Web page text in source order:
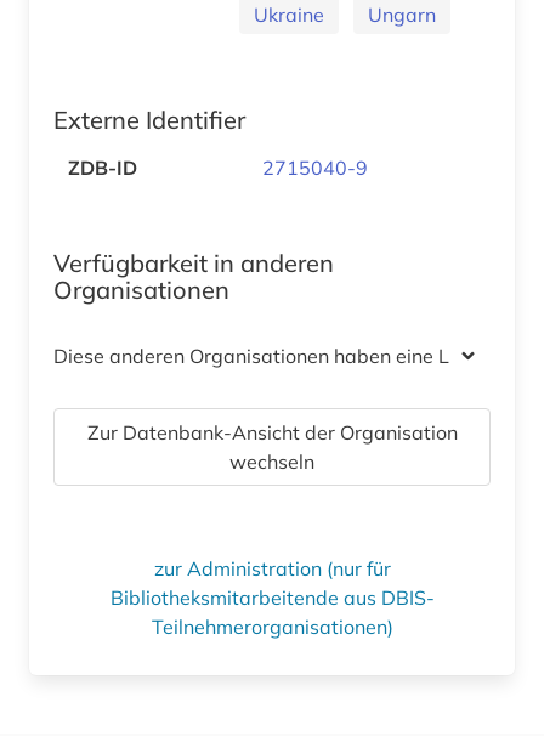
Ukraine
Ungarn
Externe Identifier
ZDB-ID 2715040-9
Verfügbarkeit in anderen
Organisationen
Diese anderen Organisationen haben eine Lizenz
Zur Datenbank-Ansicht der Organisation
wechseln
zur Administration (nur für
Bibliotheksmitarbeitende aus DBIS-
Teilnehmerorganisationen)